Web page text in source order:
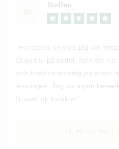
Steffen
Fantastisk service, jeg var
så dyrt ur på nettet, men der var
hele handlen modtog jeg mails
leveringen. Jeg har ingen
firmaet top karakter